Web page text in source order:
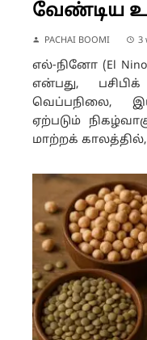
வேண்டிய
PACHAI BOOMI 3
எல்-நினோ (El
என்பது,
வெப்பநிலை,
ஏற்படும்
மாற்றக் காலத்தில்,